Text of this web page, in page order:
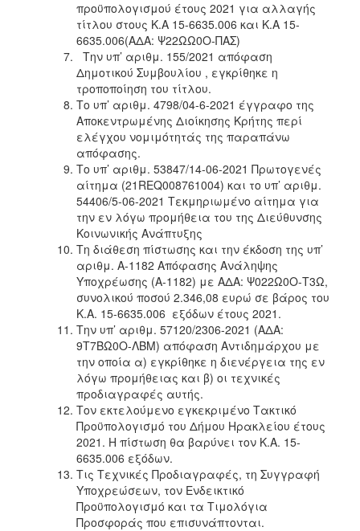
προϋπολογισμού έτους 2021 για αλλαγής
τίτλου στους Κ.Α 15-6635.006 και Κ.Α 15-
6635.006(ΑΔΑ: Ψ22ΩΩ0Ο-ΠΑΣ)
Την υπ’ αριθμ. 155/2021 απόφαση
Δημοτικού Συμβουλίου , εγκρίθηκε η
τροποποίηση του τίτλου.
Το υπ’ αριθμ. 4798/04-6-2021 έγγραφο της
Αποκεντρωμένης Διοίκησης Κρήτης περί
ελέγχου νομιμότητάς της παραπάνω
απόφασης.
Το υπ’ αριθμ. 53847/14-06-2021 Πρωτογενές
αίτημα (21REQ008761004) και το υπ’ αριθμ.
54406/5-06-2021 Τεκμηριωμένο αίτημα για
την εν λόγω προμήθεια του της Διεύθυνσης
Κοινωνικής Ανάπτυξης
Τη διάθεση πίστωσης και την έκδοση της υπ’
αριθμ. A-1182 Απόφασης Ανάληψης
Υποχρέωσης (A-1182) με ΑΔΑ: Ψ022Ω0Ο-Τ3Ω,
συνολικού ποσού 2.346,08 ευρώ σε βάρος του
Κ.Α. 15-6635.006 εξόδων έτους 2021.
Την υπ’ αριθμ. 57120/2306-2021 (ΑΔΑ:
9Τ7ΒΩ0Ο-ΛΒΜ) απόφαση Αντιδημάρχου με
την οποία α) εγκρίθηκε η διενέργεια της εν
λόγω προμήθειας και β) οι τεχνικές
προδιαγραφές αυτής.
Τον εκτελούμενο εγκεκριμένο Τακτικό
Προϋπολογισμό του Δήμου Ηρακλείου έτους
2021. Η πίστωση θα βαρύνει τον Κ.Α. 15-
6635.006 εξόδων.
Τις Τεχνικές Προδιαγραφές, τη Συγγραφή
Υποχρεώσεων, τον Ενδεικτικό
Προϋπολογισμό και τα Τιμολόγια
Προσφοράς που επισυνάπτονται.